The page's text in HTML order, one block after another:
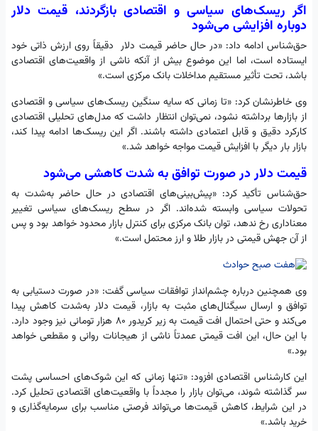
اگر ریسک‌های سیاسی و اقتصادی بازگردند، قیمت دلار
دوباره افزایشی می‌شود
حق‌شناس ادامه داد: «در حال حاضر قیمت دلار دقیقاً روی ارزش ذاتی خود
ایستاده است، اما این موضوع بیش از آنکه ناشی از واقعیت‌های اقتصادی
باشد، تحت تأثیر مستقیم مداخلات بانک مرکزی است.»
وی خاطرنشان کرد: «تا زمانی که سایه سنگین ریسک‌های سیاسی و اقتصادی
از بازارها برداشته نشود، نمی‌توان انتظار داشت که مدل‌های تحلیلی اقتصادی
کارکرد دقیق و قابل اعتمادی داشته باشند. اگر این ریسک‌ها ادامه پیدا کند،
بازار بار دیگر با افزایش قیمت مواجه خواهد شد.»
قیمت دلار در صورت توافق به شدت کاهشی می‌شود
حق‌شناس تأکید کرد: «پیش‌بینی‌های اقتصادی در حال حاضر به‌شدت به
تحولات سیاسی وابسته شده‌اند. اگر در سطح ریسک‌های سیاسی تغییر
معناداری رخ ندهد، توان بانک مرکزی برای کنترل بازار محدود خواهد بود و پس
از آن جهش قیمتی در بازار طلا و ارز محتمل است.»
وی همچنین درباره چشم‌انداز توافقات سیاسی گفت: «در صورت دستیابی به
توافق و ارسال سیگنال‌های مثبت به بازار، قیمت دلار به‌شدت کاهش پیدا
می‌کند و حتی احتمال افت قیمت به زیر کریدور ۸۰ هزار تومانی نیز وجود دارد.
با این حال، این افت قیمتی عمدتاً ناشی از هیجانات روانی و مقطعی خواهد
بود.»
این کارشناس اقتصادی افزود: «تنها زمانی که این شوک‌های احساسی پشت
سر گذاشته شوند، می‌توان بازار را مجدداً با واقعیت‌های اقتصادی تحلیل کرد.
در این شرایط، کاهش قیمت‌ها می‌تواند فرصتی مناسب برای سرمایه‌گذاری و
خرید باشد.»